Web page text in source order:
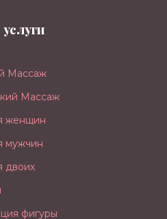
Массаж
Массаж
женщин
мужчин
двоих
фигуры